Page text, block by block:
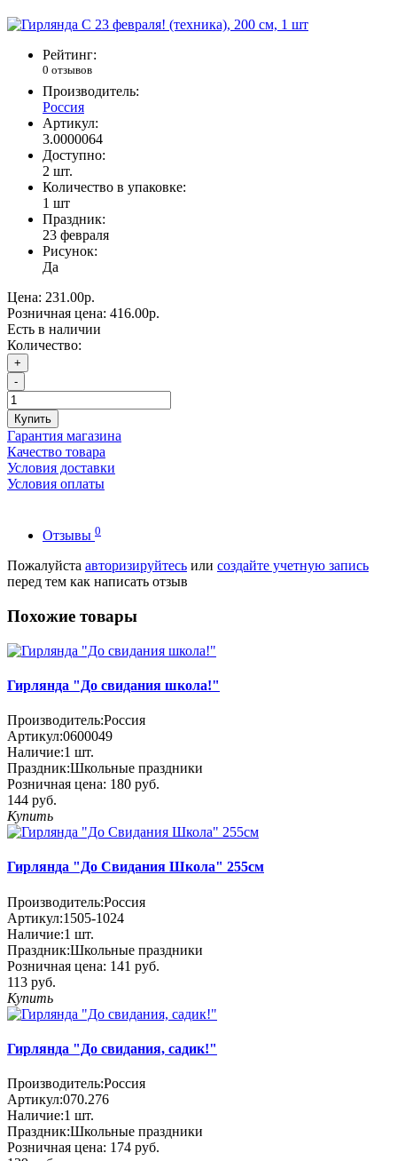
Рейтинг:
0 отзывов
Производитель:
Россия
Артикул:
3.0000064
Доступно:
2 шт.
Количество в упаковке:
1 шт
Праздник:
23 февраля
Рисунок:
Да
Цена: 231.00р.
Розничная цена: 416.00р.
Есть в наличии
Количество:
+
-
Купить
Гарантия магазина
Качество товара
Условия доставки
Условия оплаты
Отзывы 0
Пожалуйста авторизируйтесь или создайте учетную запись
перед тем как написать отзыв
Похожие товары
Гирлянда "До свидания школа!"
Производитель:Россия
Артикул:0600049
Наличие:1 шт.
Праздник:Школьные праздники
Розничная цена: 180 руб.
144 руб.
Купить
Гирлянда "До Свидания Школа" 255см
Производитель:Россия
Артикул:1505-1024
Наличие:1 шт.
Праздник:Школьные праздники
Розничная цена: 141 руб.
113 руб.
Купить
Гирлянда "До свидания, садик!"
Производитель:Россия
Артикул:070.276
Наличие:1 шт.
Праздник:Школьные праздники
Розничная цена: 174 руб.